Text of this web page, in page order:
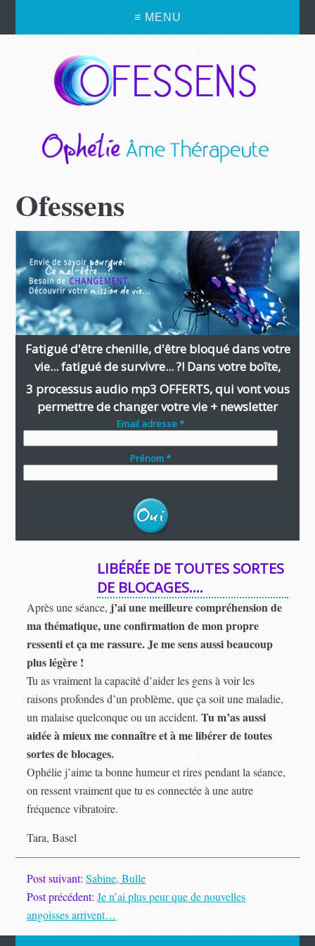
≡ MENU
Ofessens
Fatigué d'être chenille, d'être bloqué dans votre
vie... fatigué de survivre... ?! Dans votre boîte,
3 processus audio mp3 OFFERTS, qui vont vous
permettre de changer votre vie + newsletter
Email adresse *
Prénom *
LIBÉRÉE DE TOUTES SORTES
DE BLOCAGES….
Après une séance, j’ai une meilleure compréhension de
ma thématique, une confirmation de mon propre
ressenti et ça me rassure. Je me sens aussi beaucoup
plus légère !
Tu as vraiment la capacité d’aider les gens à voir les
raisons profondes d’un problème, que ça soit une maladie,
un malaise quelconque ou un accident.Tu m’as aussi
aidée à mieux me connaître et à me libérer de toutes
sortes de blocages.
Ophélie j’aime ta bonne humeur et rires pendant la séance,
on ressent vraiment que tu es connectée à une autre
fréquence vibratoire.
Tara, Basel
Post suivant:Sabine, Bulle
Post précédent:Je n’ai plus peur que de nouvelles
angoisses arrivent…